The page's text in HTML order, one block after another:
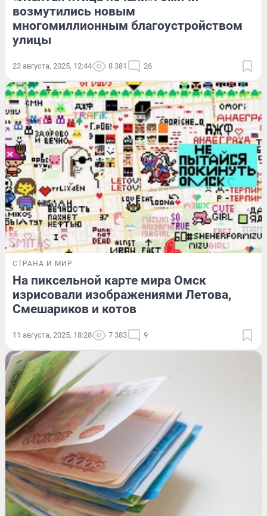
возмутились новым
многомиллионным благоустройством
улицы
23 августа, 2025, 12:44 8 381 26
СТРАНА И МИР
На пиксельной карте мира Омск
изрисовали изображениями Летова,
Смешариков и котов
11 августа, 2025, 18:28 7 383 9